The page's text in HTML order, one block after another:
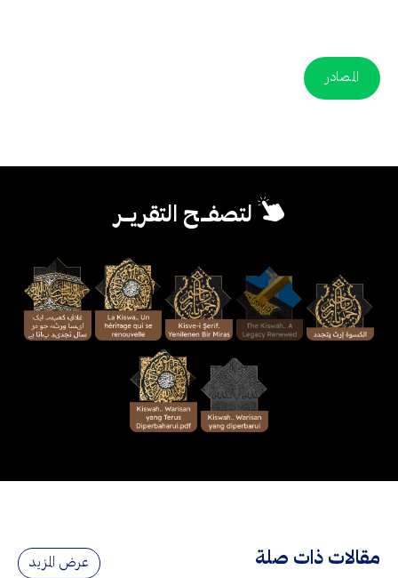
المصادر
لتصفــح التقريــر
مقالات ذات صلة عرض المزيد